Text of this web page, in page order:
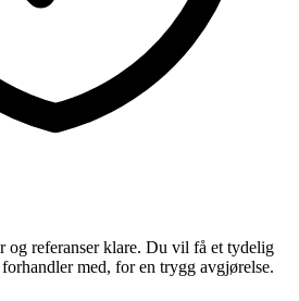
og referanser klare. Du vil få et tydelig
med, for en trygg avgjørelse.